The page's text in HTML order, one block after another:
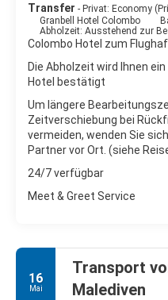
Transfer - Privat: Economy
Granbell Hotel Colombo
Abholzeit: Ausstehend zur
Colombo Hotel zum
Die Abholzeit wird Ihnen
Hotel bestätigt
Um längere
Zeitverschiebung bei
vermeiden, wenden Sie
Partner vor Ort. (siehe
24/7 verfügbar
Meet & Greet Service
16
Mai
Transport
Malediven